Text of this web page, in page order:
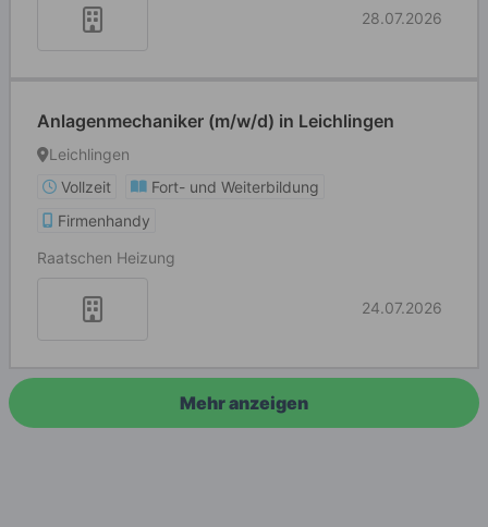
28.07.2026
Anlagenmechaniker (m/w/d) in Leichlingen
Leichlingen
Vollzeit
Fort- und Weiterbildung
Firmenhandy
Raatschen Heizung
24.07.2026
Mehr anzeigen